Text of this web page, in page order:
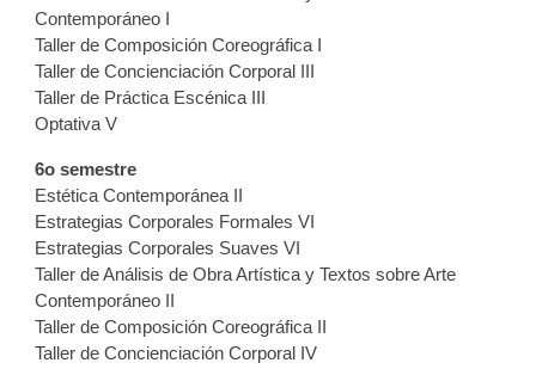
Contemporáneo I
Taller de Composición Coreográfica I
Taller de Concienciación Corporal III
Taller de Práctica Escénica III
Optativa V
6o semestre
Estética Contemporánea II
Estrategias Corporales Formales VI
Estrategias Corporales Suaves VI
Taller de Análisis de Obra Artística y Textos sobre Arte
Contemporáneo II
Taller de Composición Coreográfica II
Taller de Concienciación Corporal IV